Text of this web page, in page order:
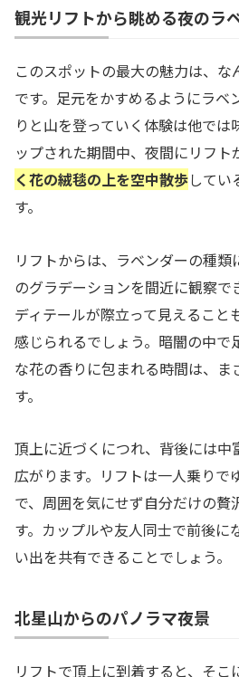
観光リフトから眺める夜のラ
このスポットの最大の魅力は、な
です。足元をかすめるようにラベ
りと山を登っていく体験は他で
ップされた期間中、夜間にリフト
く花の絨毯の上を空中散歩してい
す。
リフトからは、ラベンダーの種
のグラデーションを間近に観察で
ディテールが際立って見えること
感じられるでしょう。暗闇の中で
な花の香りに包まれる時間は、ま
す。
頂上に近づくにつれ、背後には中
広がります。リフトは一人乗りで
で、周囲を気にせず自分だけの贅
す。カップルや友人同士で前後に
い出を共有できることでしょう。
北星山からのパノラマ夜景
リフトで頂上に到着すると、そこ